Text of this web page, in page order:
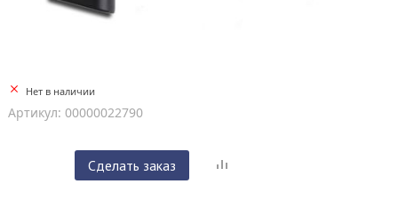
Нет в наличии
Артикул: 00000022790
Сделать заказ